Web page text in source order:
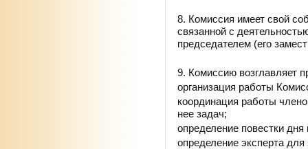
8. Комиссия имеет свой
связанной с
председателем (его
9. Комиссию возглавляет
организация работы
координация работы
нее задач;
определение повестки
определение эксперта